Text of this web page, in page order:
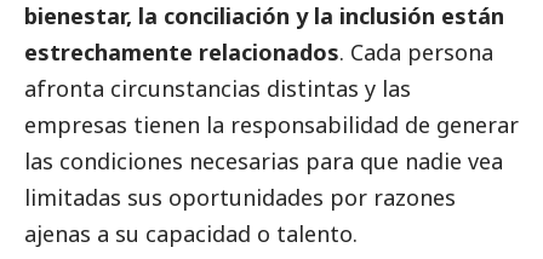
bienestar, la conciliación y la inclusión están
estrechamente relacionados. Cada persona
afronta circunstancias distintas y las
empresas tienen la responsabilidad de generar
las condiciones necesarias para que nadie vea
limitadas sus oportunidades por razones
ajenas a su capacidad o talento.